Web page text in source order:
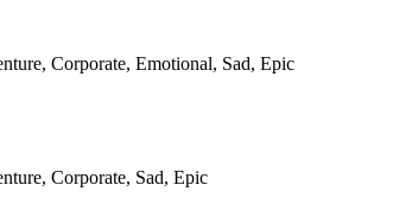
Corporate, Emotional, Sad, Epic
Corporate, Sad, Epic